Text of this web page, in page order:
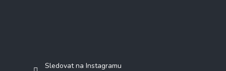
Sledovat na Instagramu